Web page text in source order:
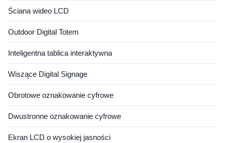
Ściana wideo LCD
Outdoor Digital Totem
Inteligentna tablica interaktywna
Wiszące Digital Signage
Obrotowe oznakowanie cyfrowe
Dwustronne oznakowanie cyfrowe
Ekran LCD o wysokiej jasności